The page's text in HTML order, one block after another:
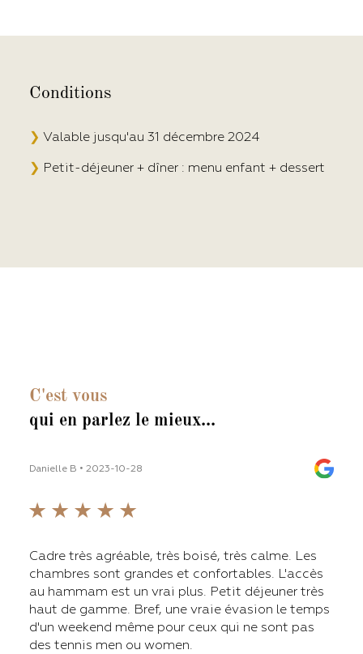
Conditions
❯ Valable jusqu'au 31 décembre 2024
❯ Petit-déjeuner + dîner : menu enfant + dessert
C'est vous
qui en parlez le mieux...
Danielle B • 2023-10-28
Cadre très agréable, très boisé, très calme. Les
chambres sont grandes et confortables. L'accès
au hammam est un vrai plus. Petit déjeuner très
haut de gamme. Bref, une vraie évasion le temps
d'un weekend même pour ceux qui ne sont pas
des tennis men ou women.